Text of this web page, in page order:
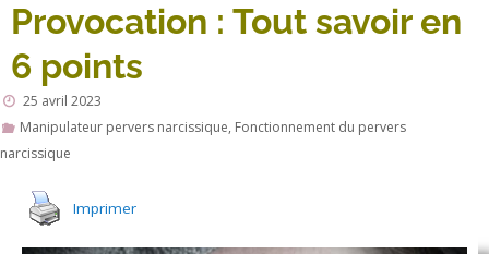
Provocation : Tout savoir en
6 points
25 avril 2023
Manipulateur pervers narcissique, Fonctionnement du pervers
narcissique
Imprimer